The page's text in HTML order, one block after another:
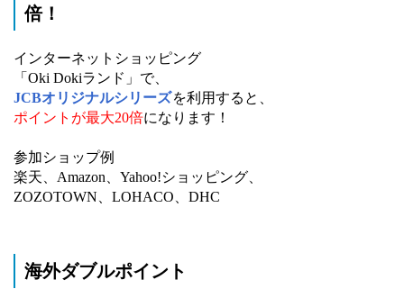
倍！
インターネットショッピング
「Oki Dokiランド」で、
JCBオリジナルシリーズを利用すると、
ポイントが最大20倍になります！
参加ショップ例
楽天、Amazon、Yahoo!ショッピング、
ZOZOTOWN、LOHACO、DHC
海外ダブルポイント